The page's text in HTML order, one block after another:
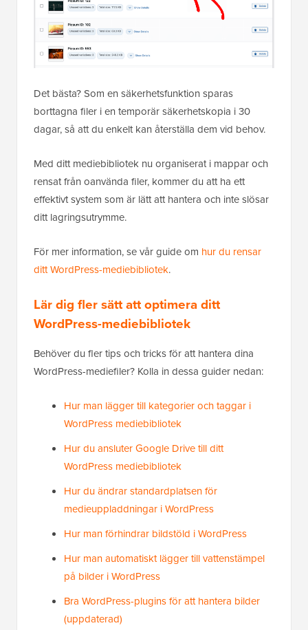
Det bästa? Som en säkerhetsfunktion sparas
borttagna filer i en temporär säkerhetskopia i 30
dagar, så att du enkelt kan återställa dem vid behov.
Med ditt mediebibliotek nu organiserat i mappar och
rensat från oanvända filer, kommer du att ha ett
effektivt system som är lätt att hantera och inte slösar
ditt lagringsutrymme.
För mer information, se vår guide om hur du rensar
ditt WordPress-mediebibliotek.
Lär dig fler sätt att optimera ditt
WordPress-mediebibliotek
Behöver du fler tips och tricks för att hantera dina
WordPress-mediefiler? Kolla in dessa guider nedan:
Hur man lägger till kategorier och taggar i
WordPress mediebibliotek
Hur du ansluter Google Drive till ditt
WordPress mediebibliotek
Hur du ändrar standardplatsen för
medieuppladdningar i WordPress
Hur man förhindrar bildstöld i WordPress
Hur man automatiskt lägger till vattenstämpel
på bilder i WordPress
Bra WordPress-plugins för att hantera bilder
(uppdaterad)